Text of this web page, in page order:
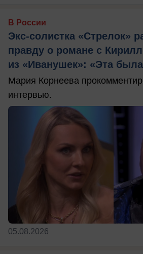
В России
Экс-солистка «Стрелок»
правду о романе с
из «Иванушек»: «Эта
Мария Корнеева
интервью.
05.08.2026